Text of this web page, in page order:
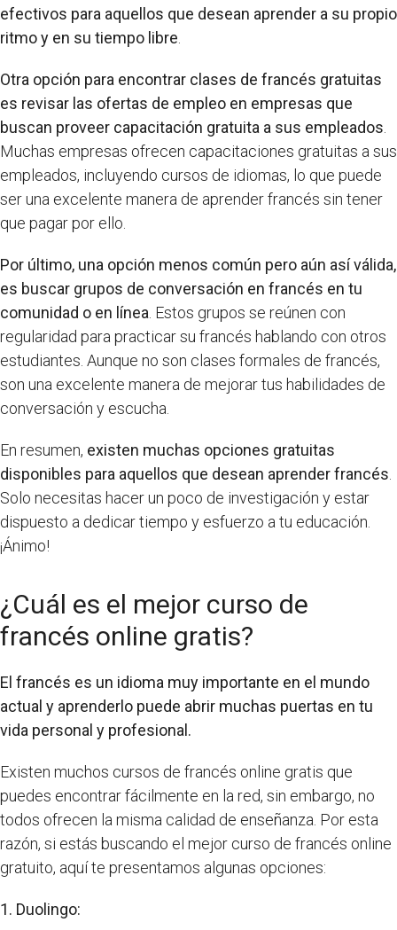
efectivos para aquellos que desean aprender a su propio
ritmo y en su tiempo libre
Otra opción para encontrar clases de francés gratuitas
es revisar las ofertas de empleo en empresas que
buscan proveer capacitación gratuita a sus empleados
Muchas empresas ofrecen capacitaciones gratuitas a sus
empleados, incluyendo cursos de idiomas, lo que puede
ser una excelente manera de aprender francés sin tener
que pagar por ello.
Por último, una opción menos común pero aún así válida,
es buscar grupos de conversación en francés en tu
comunidad o en línea . Estos grupos se reúnen con
regularidad para practicar su francés hablando con otros
estudiantes. Aunque no son clases formales de francés,
son una excelente manera de mejorar tus habilidades de
conversación y escucha.
En resumen, existen muchas opciones gratuitas
disponibles para aquellos que desean aprender francés
Solo necesitas hacer un poco de investigación y estar
dispuesto a dedicar tiempo y esfuerzo a tu educación.
¡Ánimo!
¿Cuál es el mejor curso de
francés online gratis?
El francés es un idioma muy importante en el mundo
actual y aprenderlo puede abrir muchas puertas en tu
vida personal y profesional.
Existen muchos cursos de francés online gratis que
puedes encontrar fácilmente en la red, sin embargo, no
todos ofrecen la misma calidad de enseñanza. Por esta
razón, si estás buscando el mejor curso de francés online
gratuito, aquí te presentamos algunas opciones:
1. Duolingo: